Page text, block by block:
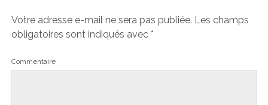
Votre adresse e-mail ne sera pas publiée. Les champs
obligatoires sont indiqués avec *
Commentaire